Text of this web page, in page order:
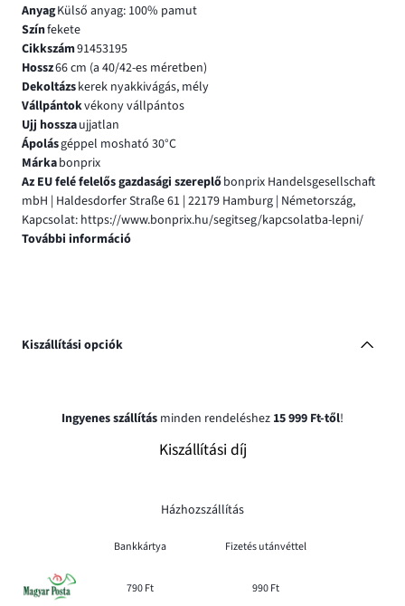
AnyagKülső anyag: 100% pamut
Színfekete
Cikkszám91453195
Hossz66 cm (a 40/42-es méretben)
Dekoltázskerek nyakkivágás, mély
Vállpántokvékony vállpántos
Ujj hosszaujjatlan
Ápolásgéppel mosható 30°C
Márkabonprix
Az EU felé felelős gazdasági szereplőbonprix Handelsgesellschaft
mbH | Haldesdorfer Straße 61 | 22179 Hamburg | Németország,
Kapcsolat: https://www.bonprix.hu/segitseg/kapcsolatba-lepni/
További információ
Kiszállítási opciók
Ingyenes szállítás minden rendeléshez 15 999 Ft-től!
Kiszállítási díj
Házhozszállítás
Bankkártya Fizetés utánvéttel
790 Ft 990 Ft